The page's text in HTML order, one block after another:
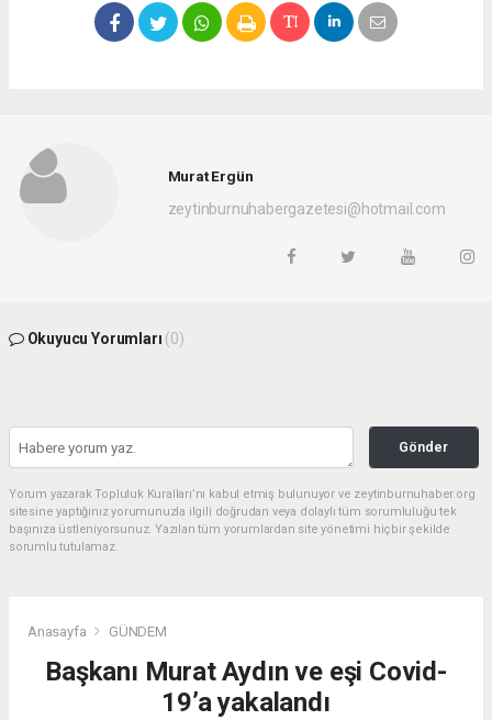
Murat Ergün
zeytinburnuhabergazetesi@hotmail.com
Okuyucu Yorumları (0)
Gönder
Yorum yazarak Topluluk Kuralları’nı kabul etmiş bulunuyor ve zeytinburnuhaber.org
sitesine yaptığınız yorumunuzla ilgili doğrudan veya dolaylı tüm sorumluluğu tek
başınıza üstleniyorsunuz. Yazılan tüm yorumlardan site yönetimi hiçbir şekilde
sorumlu tutulamaz.
Anasayfa GÜNDEM
Başkanı Murat Aydın ve eşi Covid-
19’a yakalandı